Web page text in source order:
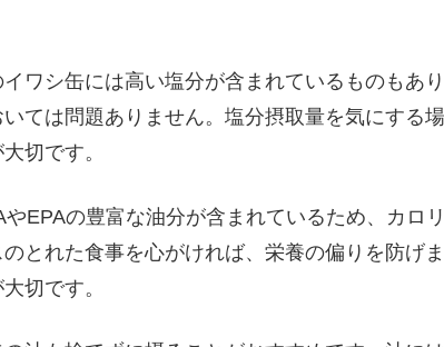
ワシ缶には高い塩分が含まれているものもあ
ては問題ありません。塩分摂取量を気にする
切です。
やEPAの豊富な油分が含まれているため、カロ
とれた食事を心がければ、栄養の偏りを防げ
切です。